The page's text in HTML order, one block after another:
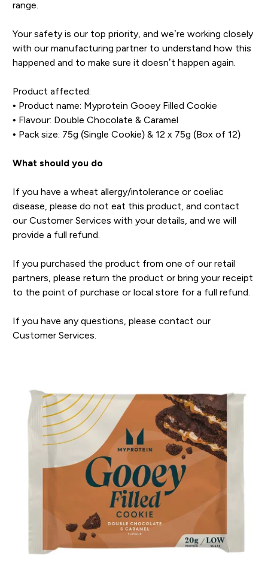
range.
Your safety is our top priority, and we’re working closely
with our manufacturing partner to understand how this
happened and to make sure it doesn’t happen again.
Product affected:
• Product name: Myprotein Gooey Filled Cookie
• Flavour: Double Chocolate & Caramel
• Pack size: 75g (Single Cookie) & 12 x 75g (Box of 12)
What should you do
If you have a wheat allergy/intolerance or coeliac
disease, please do not eat this product, and contact
our Customer Services with your details, and we will
provide a full refund.
If you purchased the product from one of our retail
partners, please return the product or bring your receipt
to the point of purchase or local store for a full refund.
If you have any questions, please contact our
Customer Services.